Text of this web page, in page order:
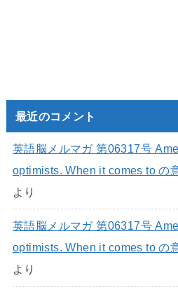
最近のコメント
英語脳メルマガ 第06317号
optimists. When it comes to の
より
英語脳メルマガ 第06317号
optimists. When it comes to の
より